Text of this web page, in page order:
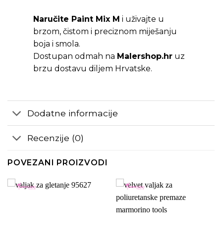
Naručite Paint Mix M i uživajte u
brzom, čistom i preciznom miješanju
boja i smola.
Dostupan odmah na Malershop.hruz
brzu dostavu diljem Hrvatske.
Dodatne informacije
Recenzije (0)
POVEZANI PROIZVODI